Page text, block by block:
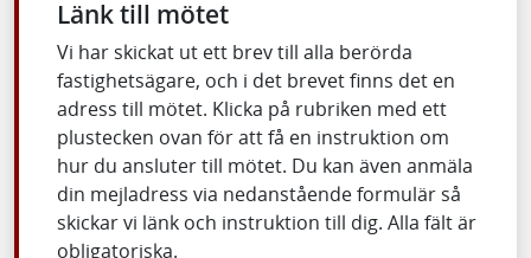
Länk till mötet
Vi har skickat ut ett brev till alla berörda
fastighetsägare, och i det brevet finns det en
adress till mötet. Klicka på rubriken med ett
plustecken ovan för att få en instruktion om
hur du ansluter till mötet. Du kan även anmäla
din mejladress via nedanstående formulär så
skickar vi länk och instruktion till dig. Alla fält är
obligatoriska.